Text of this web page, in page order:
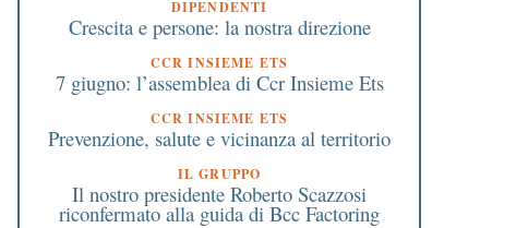
Le Bcc vanno incontro alle
esigenze di circolante e il
mercato le premia: utile da
1,5 milioni per Bcc
Factoring
Coronavirus: bando
le aziende che
DIPENDENTI
Crescita e persone: la nostra direzione
CCR INSIEME ETS
7 giugno: l’assemblea di Ccr Insieme Ets
CCR INSIEME ETS
Prevenzione, salute e vicinanza al territorio
IL GRUPPO
Il nostro presidente Roberto Scazzosi
riconfermato alla guida di Bcc Factoring